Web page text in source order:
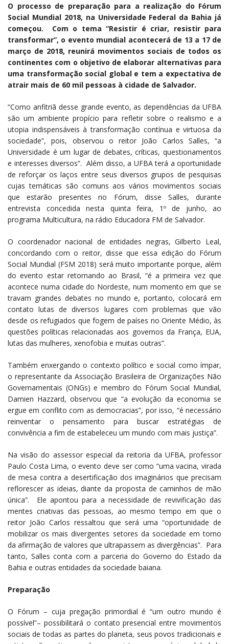
O processo de preparação para a realização do Fórum
Social Mundial 2018, na Universidade Federal da Bahia já
começou. Com o tema “Resistir é criar, resistir para
transformar”, o evento mundial acontecerá de 13 a 17 de
março de 2018, reunirá movimentos sociais de todos os
continentes com o objetivo de elaborar alternativas para
uma transformação social global e tem a expectativa de
atrair mais de 60 mil pessoas à cidade de Salvador.
“Como anfitriã desse grande evento, as dependências da UFBA
são um ambiente propício para refletir sobre o realismo e a
utopia indispensáveis à transformação contínua e virtuosa da
sociedade”, pois, observou o reitor João Carlos Salles, “a
Universidade é um lugar de debates, críticas, questionamentos
e interesses diversos”. Além disso, a UFBA terá a oportunidade
de reforçar os laços entre seus diversos grupos de pesquisas
cujas temáticas são comuns aos vários movimentos sociais
que estarão presentes no Fórum, disse Salles, durante
entrevista concedida nesta quinta feira, 1º de junho, ao
programa Multicultura, na rádio Educadora FM de Salvador.
O coordenador nacional de entidades negras, Gilberto Leal,
concordando com o reitor, disse que essa edição do Fórum
Social Mundial (FSM 2018) será muito importante porque, além
do evento estar retornando ao Brasil, “é a primeira vez que
acontece numa cidade do Nordeste, num momento em que se
travam grandes debates no mundo e, portanto, colocará em
contato lutas de diversos lugares com problemas que vão
desde os refugiados que fogem de países no Oriente Médio, às
questões políticas relacionadas aos governos da França, EUA,
lutas das mulheres, xenofobia e muitas outras”.
Também enxergando o contexto político e social como ímpar,
o representante da Associação Brasileira de Organizações Não
Governamentais (ONGs) e membro do Fórum Social Mundial,
Damien Hazzard, observou que “a evolução da economia se
ergue em conflito com as democracias”, por isso, “é necessário
reinventar o pensamento para buscar estratégias de
convivência a fim de estabeleceu um mundo com mais justiça”.
Na visão do assessor especial da reitoria da UFBA, professor
Paulo Costa Lima, o evento deve ser como “uma vacina, virada
de mesa contra a desertificação dos imaginários que precisam
reflorescer as ideias, diante da proposta de caminhos de mão
única”. Ele apontou para a necessidade de revivificação das
mentes criativas das pessoas, ao mesmo tempo em que o
reitor João Carlos ressaltou que será uma “oportunidade de
mobilizar os mais divergentes setores da sociedade em torno
da afirmação de valores que ultrapassem as divergências”. Para
tanto, Salles conta com a parceria do Governo do Estado da
Bahia e outras entidades da sociedade baiana.
Preparação
O Fórum – cuja pregação primordial é “um outro mundo é
possível”– possibilitará o contato presencial entre movimentos
sociais de todas as partes do planeta, seus povos tradicionais e